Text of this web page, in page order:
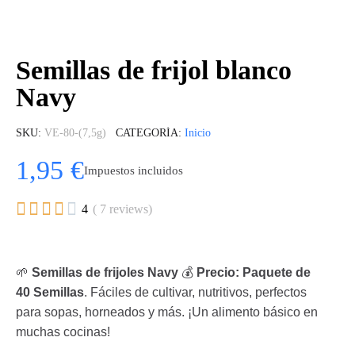
Semillas de frijol blanco
Navy
SKU VE-80-(7,5g) CATEGORÍA Inicio
1,95 €Impuestos incluidos
     4 ( 7 reviews)
🌱 Semillas de frijoles Navy 💰 Precio: Paquete de
40 Semillas. Fáciles de cultivar, nutritivos, perfectos
para sopas, horneados y más. ¡Un alimento básico en
muchas cocinas!